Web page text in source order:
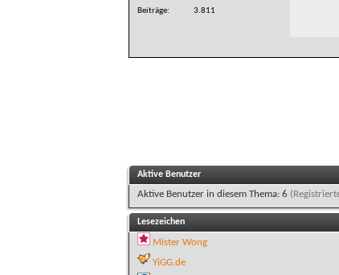
Beiträge
3.811
Aktive Benutzer
Aktive Benutzer in diesem Thema: 6
Lesezeichen
Mister Wong
YiGG.de